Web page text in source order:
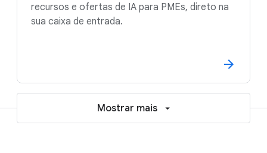
recursos e ofertas de IA para PMEs, direto na
sua caixa de entrada.
Mostrar mais